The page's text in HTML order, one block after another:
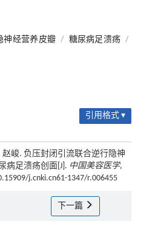
神经营养皮瓣 / 糖尿病足溃疡
/
引用格式 ▾
峻. 负压封闭引流联合逆行隐神
病足溃疡创面[J]. 中国美容医学,
j.cnki.cn61-1347/r.006455
下一篇